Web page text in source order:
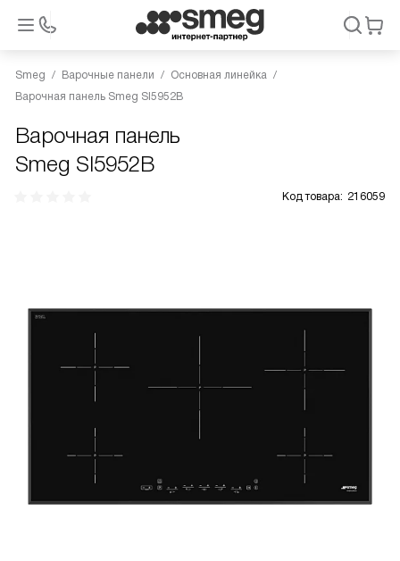
Smeg Варочные панели
Основная линейка
Варочная панель Smeg SI5952B
Варочная панель
Smeg SI5952B
Код товара: 216059